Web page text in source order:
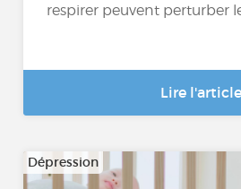
respirer peuvent perturber
Lire l'article
Dépression